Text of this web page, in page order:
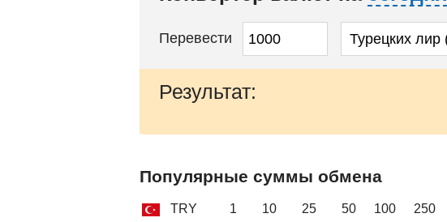
Перевести
Результат:
Популярные суммы обмена
TRY 1 10 25 50 100 250